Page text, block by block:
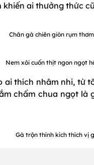
ai thưởng thức
Chân gà chiên giòn rụm
Nem xôi cuốn thịt ngon ngọt
thích nhâm nhi, từ
chấm chua ngọt là
Gà trộn thính kích thích vị